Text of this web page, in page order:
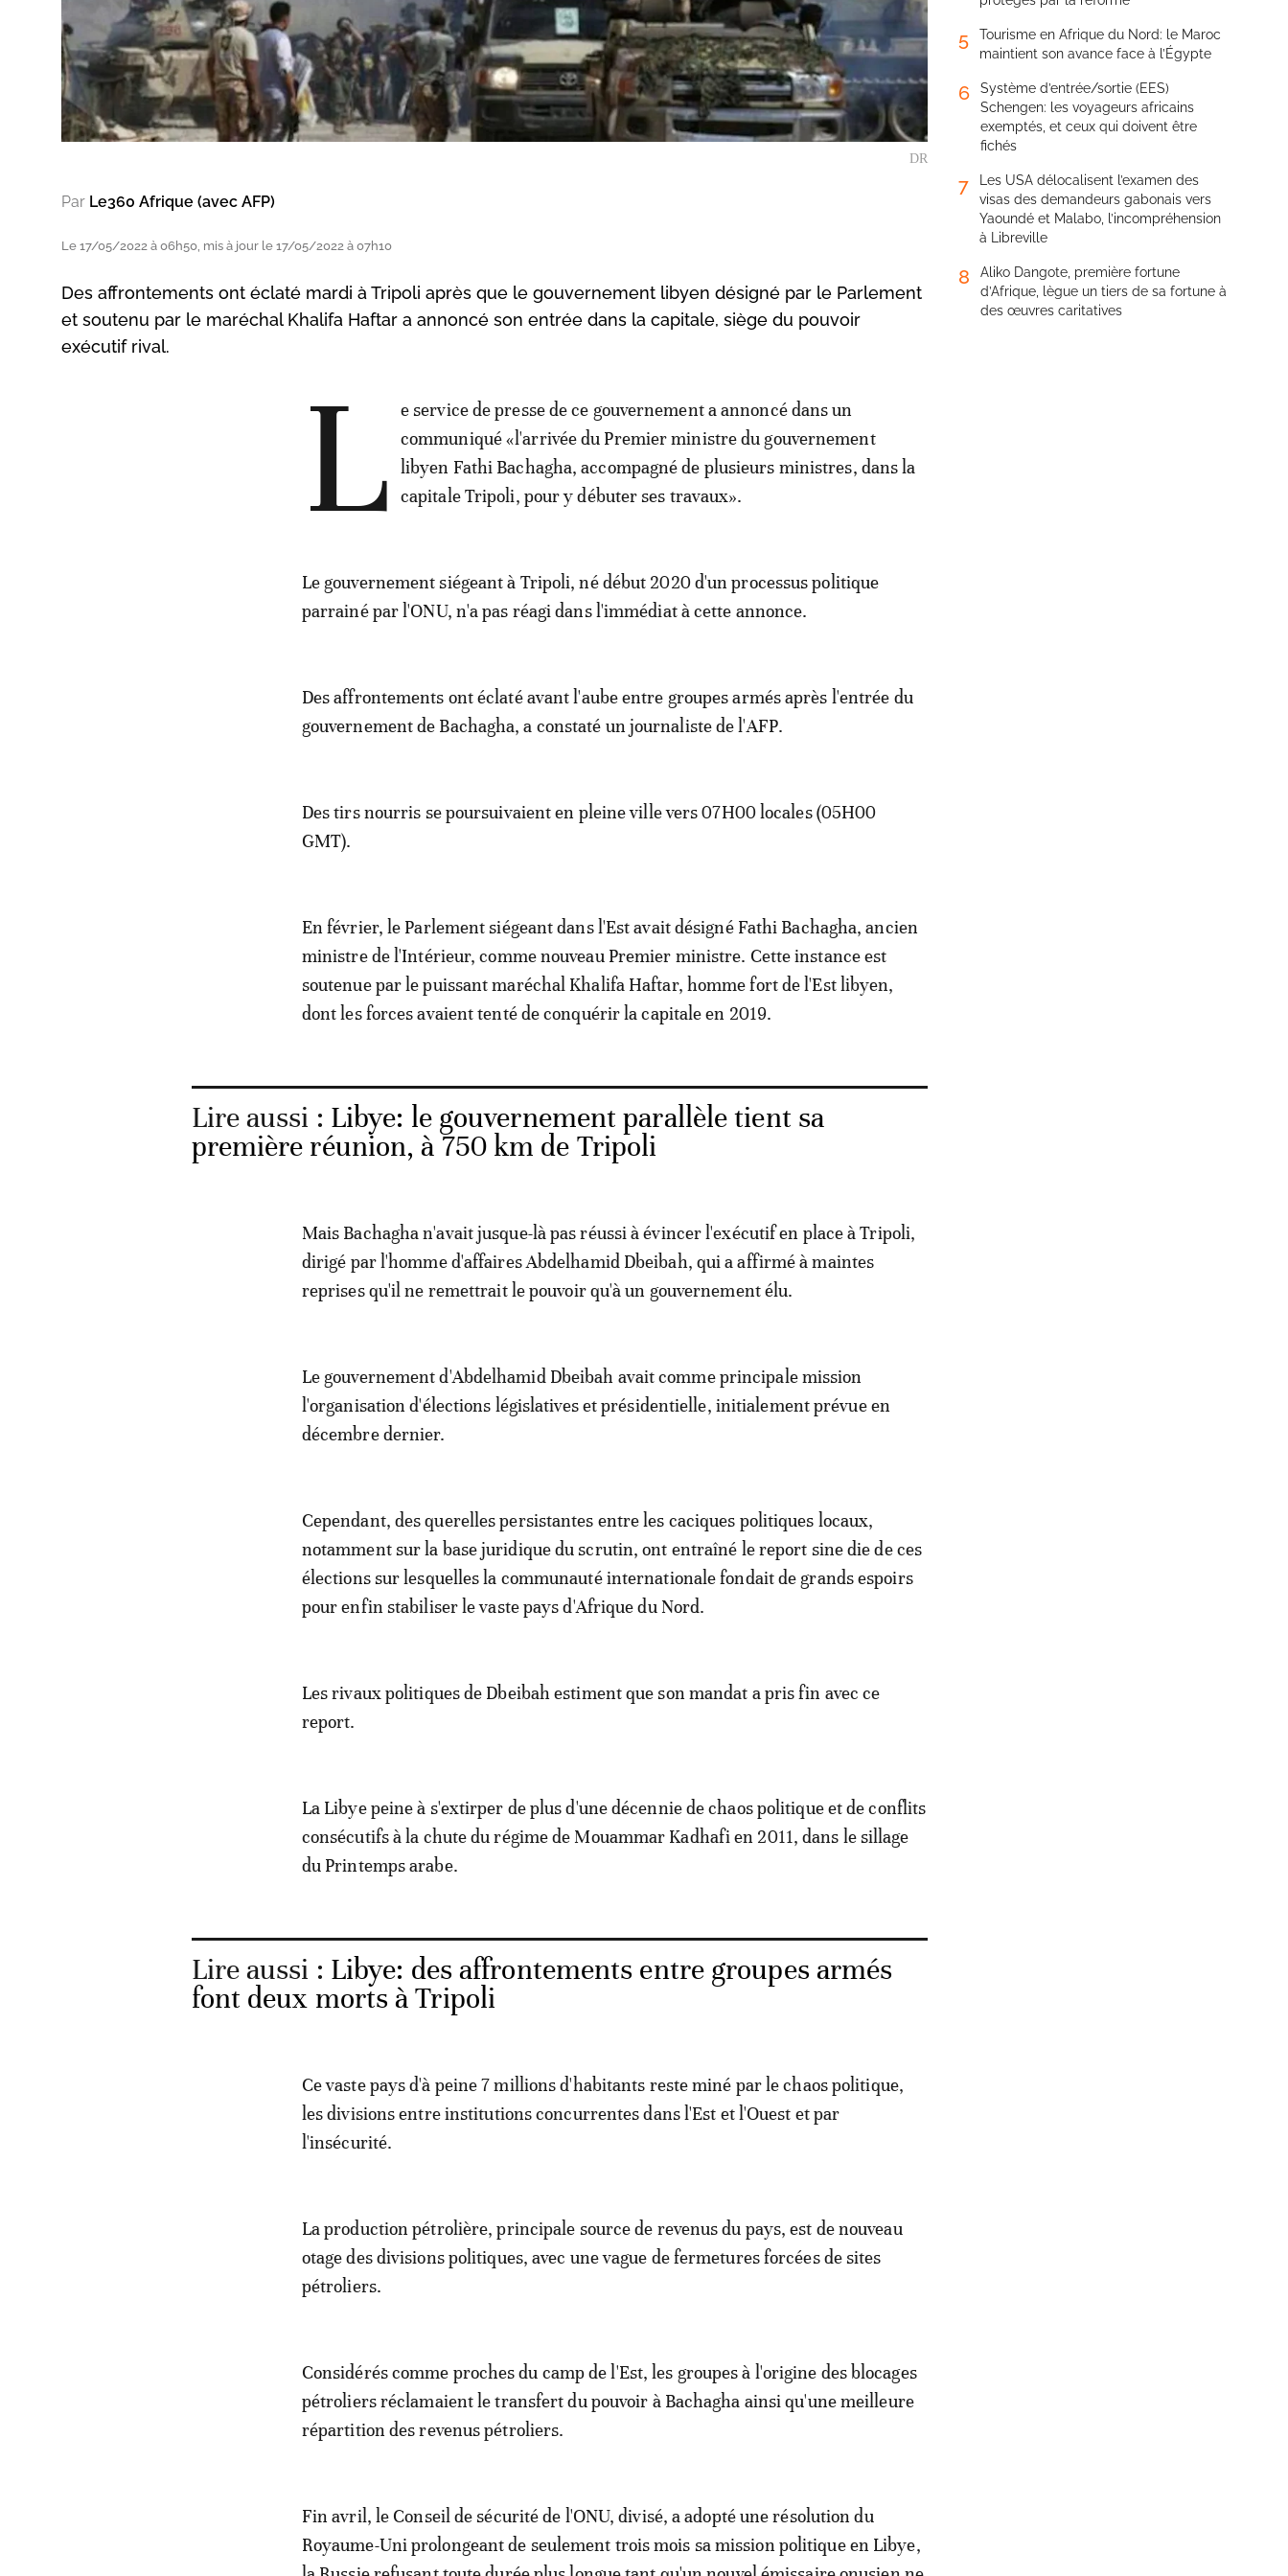
DR
Par Le360 Afrique (avec AFP)
Le 17/05/2022 à 06h50, mis à jour le 17/05/2022 à 07h10
Des affrontements ont éclaté mardi à Tripoli après que le gouvernement libyen désigné par le Parlement
et soutenu par le maréchal Khalifa Haftar a annoncé son entrée dans la capitale, siège du pouvoir
exécutif rival.
L
e service de presse de ce gouvernement a annoncé dans un
communiqué «l'arrivée du Premier ministre du gouvernement
libyen Fathi Bachagha, accompagné de plusieurs ministres, dans la
capitale Tripoli, pour y débuter ses travaux».
Le gouvernement siégeant à Tripoli, né début 2020 d'un processus politique
parrainé par l'ONU, n'a pas réagi dans l'immédiat à cette annonce.
Des affrontements ont éclaté avant l'aube entre groupes armés après l'entrée du
gouvernement de Bachagha, a constaté un journaliste de l'AFP.
Des tirs nourris se poursuivaient en pleine ville vers 07H00 locales (05H00
GMT).
En février, le Parlement siégeant dans l'Est avait désigné Fathi Bachagha, ancien
ministre de l'Intérieur, comme nouveau Premier ministre. Cette instance est
soutenue par le puissant maréchal Khalifa Haftar, homme fort de l'Est libyen,
dont les forces avaient tenté de conquérir la capitale en 2019.
Lire aussi : Libye: le gouvernement parallèle tient sa
première réunion, à 750 km de Tripoli
Mais Bachagha n'avait jusque-là pas réussi à évincer l'exécutif en place à Tripoli,
dirigé par l'homme d'affaires Abdelhamid Dbeibah, qui a affirmé à maintes
reprises qu'il ne remettrait le pouvoir qu'à un gouvernement élu.
Le gouvernement d'Abdelhamid Dbeibah avait comme principale mission
l'organisation d'élections législatives et présidentielle, initialement prévue en
décembre dernier.
Cependant, des querelles persistantes entre les caciques politiques locaux,
notamment sur la base juridique du scrutin, ont entraîné le report sine die de ces
élections sur lesquelles la communauté internationale fondait de grands espoirs
pour enfin stabiliser le vaste pays d'Afrique du Nord.
Les rivaux politiques de Dbeibah estiment que son mandat a pris fin avec ce
report.
La Libye peine à s'extirper de plus d'une décennie de chaos politique et de conflits
consécutifs à la chute du régime de Mouammar Kadhafi en 2011, dans le sillage
du Printemps arabe.
Lire aussi : Libye: des affrontements entre groupes armés
font deux morts à Tripoli
Ce vaste pays d'à peine 7 millions d'habitants reste miné par le chaos politique,
les divisions entre institutions concurrentes dans l'Est et l'Ouest et par
l'insécurité.
La production pétrolière, principale source de revenus du pays, est de nouveau
otage des divisions politiques, avec une vague de fermetures forcées de sites
pétroliers.
Considérés comme proches du camp de l'Est, les groupes à l'origine des blocages
pétroliers réclamaient le transfert du pouvoir à Bachagha ainsi qu'une meilleure
répartition des revenus pétroliers.
Fin avril, le Conseil de sécurité de l'ONU, divisé, a adopté une résolution du
Royaume-Uni prolongeant de seulement trois mois sa mission politique en Libye,
5
Tourisme en Afrique du Nord: le Maroc
maintient son avance face à l’Égypte
6
Système d’entrée/sortie (EES)
Schengen: les voyageurs africains
exemptés, et ceux qui doivent être
fichés
7
Les USA délocalisent l’examen des
visas des demandeurs gabonais vers
Yaoundé et Malabo, l’incompréhension
à Libreville
8
Aliko Dangote, première fortune
d’Afrique, lègue un tiers de sa fortune à
des œuvres caritatives